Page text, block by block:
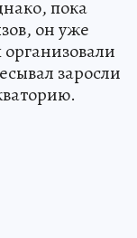
пока
он уже
заросли